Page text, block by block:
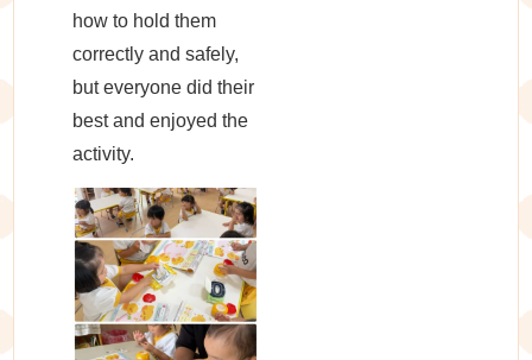
how to hold them
correctly and safely,
but everyone did their
best and enjoyed the
activity.